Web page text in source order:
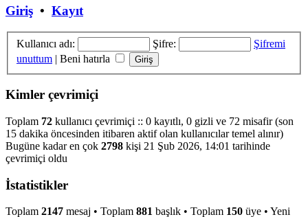
Giriş • Kayıt
Kullanıcı adı: Şifre:
Şifremi
unuttum | Beni hatırla
Kimler çevrimiçi
Toplam 72 kullanıcı çevrimiçi :: 0 kayıtlı, 0 gizli ve 72 misafir (son
15 dakika öncesinden itibaren aktif olan kullanıcılar temel alınır)
Bugüne kadar en çok 2798 kişi 21 Şub 2026, 14:01 tarihinde
çevrimiçi oldu
İstatistikler
Toplam 2147 mesaj • Toplam 881 başlık • Toplam 150 üye • Yeni